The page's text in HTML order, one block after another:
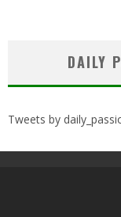
DAILY
Tweets by